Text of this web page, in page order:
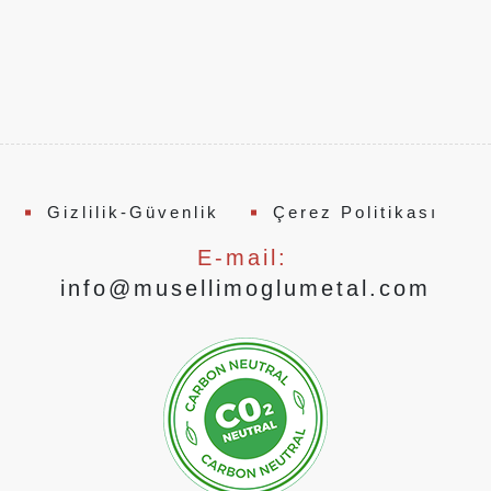
Gizlilik-Güvenlik Çerez Politikası
E-mail:
info@musellimoglumetal.com